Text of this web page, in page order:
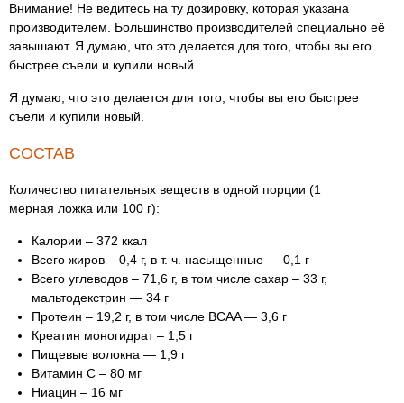
Внимание! Не ведитесь на ту дозировку, которая указана
производителем. Большинство производителей специально её
завышают. Я думаю, что это делается для того, чтобы вы его
быстрее съели и купили новый.
Я думаю, что это делается для того, чтобы вы его быстрее
съели и купили новый.
СОСТАВ
Количество питательных веществ в одной порции (1
мерная ложка или 100 г):
Калории – 372 ккал
Всего жиров – 0,4 г, в т. ч. насыщенные — 0,1 г
Всего углеводов – 71,6 г, в том числе сахар – 33 г,
мальтодекстрин — 34 г
Протеин – 19,2 г, в том числе BCAA — 3,6 г
Креатин моногидрат – 1,5 г
Пищевые волокна — 1,9 г
Витамин С – 80 мг
Ниацин – 16 мг